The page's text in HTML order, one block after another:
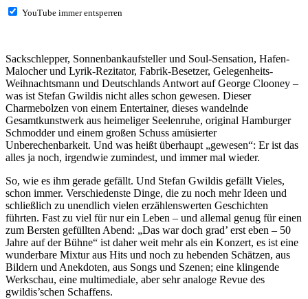
YouTube immer entsperren
Sackschlepper, Sonnenbankaufsteller und Soul-Sensation, Hafen-
Malocher und Lyrik-Rezitator, Fabrik-Besetzer, Gelegenheits-
Weihnachtsmann und Deutschlands Antwort auf George Clooney –
was ist Stefan Gwildis nicht alles schon gewesen. Dieser
Charmebolzen von einem Entertainer, dieses wandelnde
Gesamtkunstwerk aus heimeliger Seelenruhe, original Hamburger
Schmodder und einem großen Schuss amüsierter
Unberechenbarkeit. Und was heißt überhaupt „gewesen“: Er ist das
alles ja noch, irgendwie zumindest, und immer mal wieder.
So, wie es ihm gerade gefällt. Und Stefan Gwildis gefällt Vieles,
schon immer. Verschiedenste Dinge, die zu noch mehr Ideen und
schließlich zu unendlich vielen erzählenswerten Geschichten
führten. Fast zu viel für nur ein Leben – und allemal genug für einen
zum Bersten gefüllten Abend: „Das war doch grad’ erst eben – 50
Jahre auf der Bühne“ ist daher weit mehr als ein Konzert, es ist eine
wunderbare Mixtur aus Hits und noch zu hebenden Schätzen, aus
Bildern und Anekdoten, aus Songs und Szenen; eine klingende
Werkschau, eine multimediale, aber sehr analoge Revue des
gwildis’schen Schaffens.